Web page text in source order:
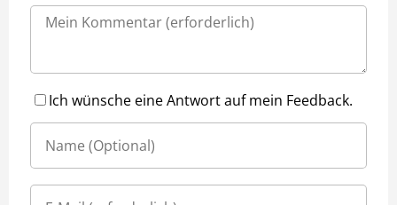
Ich wünsche eine Antwort auf mein Feedback.